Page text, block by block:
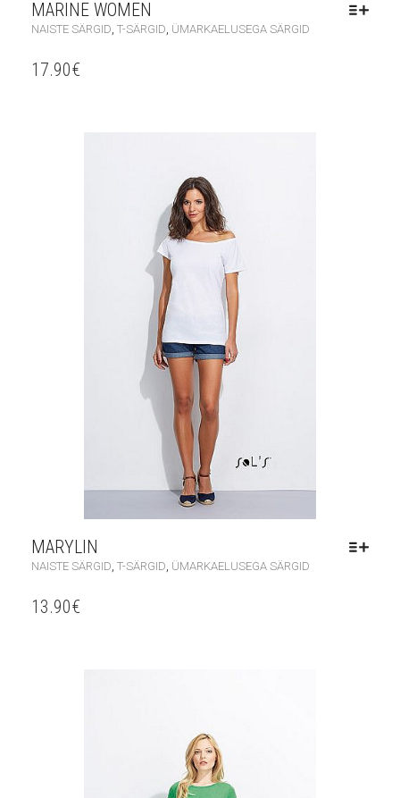
MARINE WOMEN
NAISTE SÄRGID T-SÄRGID ÜMARKAELUSEGA SÄRGID
17.90€
MARYLIN
NAISTE SÄRGID T-SÄRGID ÜMARKAELUSEGA SÄRGID
13.90€